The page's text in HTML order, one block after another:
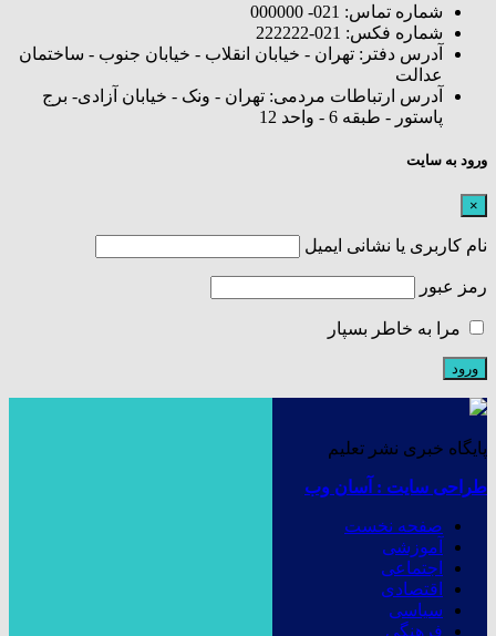
شماره تماس: 021- 000000
شماره فکس: 021-222222
آدرس دفتر: تهران - خیابان انقلاب - خیابان جنوب - ساختمان
عدالت
آدرس ارتباطات مردمی: تهران - ونک - خیابان آزادی- برج
پاستور - طبقه 6 - واحد 12
ورود به سایت
×
نام کاربری یا نشانی ایمیل
رمز عبور
مرا به خاطر بسپار
پایگاه خبری نشر تعلیم
طراحی سایت : آسان وب
صفحه نخست
آموزشی
اجتماعی
اقتصادی
سیاسی
فرهنگی